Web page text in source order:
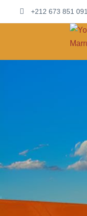
+212 673 851 091